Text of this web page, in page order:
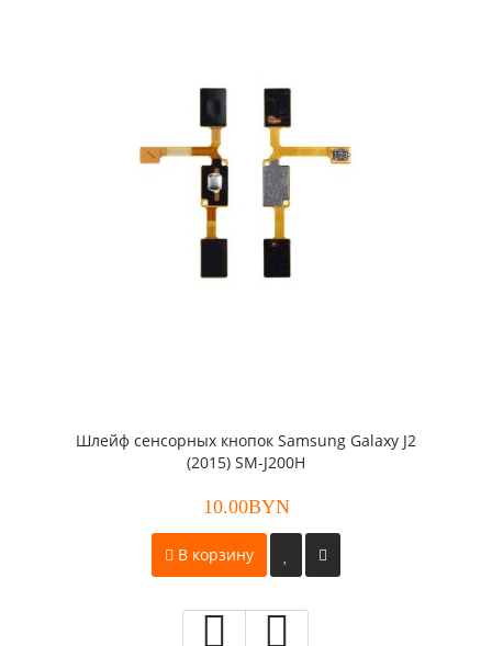
Шлейф сенсорных кнопок Samsung Galaxy J2
(2015) SM-J200H
10.00BYN
В корзину